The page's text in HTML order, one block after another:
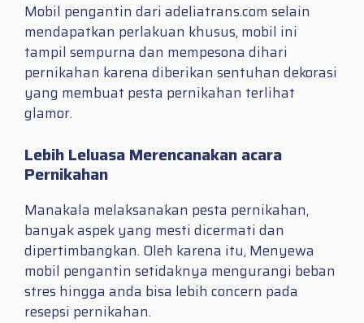
Mobil pengantin dari adeliatrans.com selain
mendapatkan perlakuan khusus, mobil ini
tampil sempurna dan mempesona dihari
pernikahan karena diberikan sentuhan dekorasi
yang membuat pesta pernikahan terlihat
glamor.
Lebih Leluasa Merencanakan acara
Pernikahan
Manakala melaksanakan pesta pernikahan,
banyak aspek yang mesti dicermati dan
dipertimbangkan. Oleh karena itu, Menyewa
mobil pengantin setidaknya mengurangi beban
stres hingga anda bisa lebih concern pada
resepsi pernikahan.